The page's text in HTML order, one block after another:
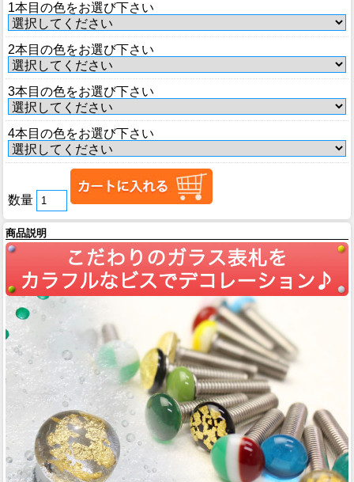
1本目の色をお選び下さい
2本目の色をお選び下さい
3本目の色をお選び下さい
4本目の色をお選び下さい
数量
商品説明